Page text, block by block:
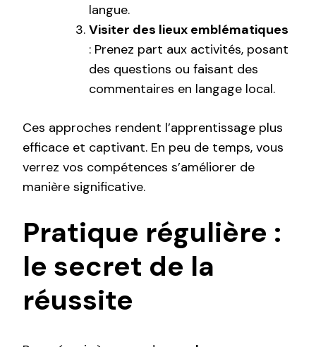
langue.
Visiter des lieux emblématiques
: Prenez part aux activités, posant
des questions ou faisant des
commentaires en langage local.
Ces approches rendent l’apprentissage plus
efficace et captivant. En peu de temps, vous
verrez vos compétences s’améliorer de
manière significative.
Pratique régulière :
le secret de la
réussite